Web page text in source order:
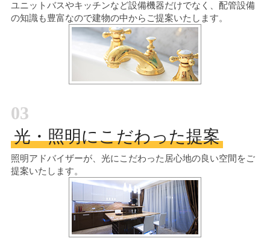
ユニットバスやキッチンなど設備機器だけでなく、配管設備
の知識も豊富なので建物の中からご提案いたします。
03
光・照明にこだわった提案
照明アドバイザーが、光にこだわった居心地の良い空間をご
提案いたします。